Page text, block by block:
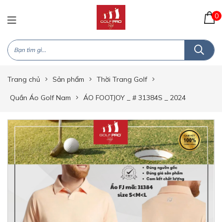
0
Trang chủ Sản phẩm Thời Trang Golf
Quần Áo Golf Nam ÁO FOOTJOY _ # 31384S _ 2024